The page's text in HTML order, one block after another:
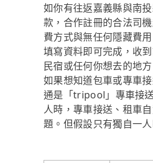
如你有往返嘉義縣與南
款，合作註冊的合法司
費方式與無任何隱藏費
填寫資料即可完成，收
民宿或任何你想去的地
如果想知道包車或專車
通是「tripool」專車接
人時，專車接送、租車
題。但假設只有獨自一